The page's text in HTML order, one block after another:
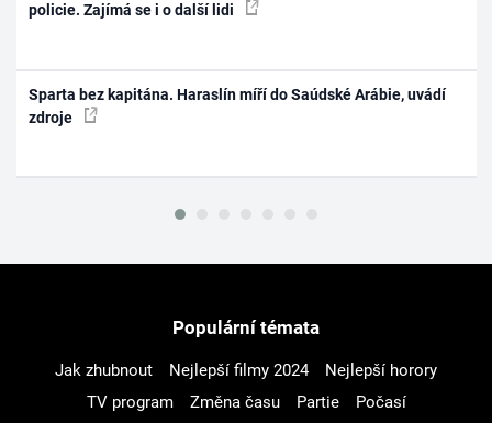
policie. Zajímá se i o další lidi
Sparta bez kapitána. Haraslín míří do Saúdské Arábie, uvádí
zdroje
Populární témata
Jak zhubnout Nejlepší filmy 2024
Nejlepší horory
TV program
Změna času Partie
Počasí